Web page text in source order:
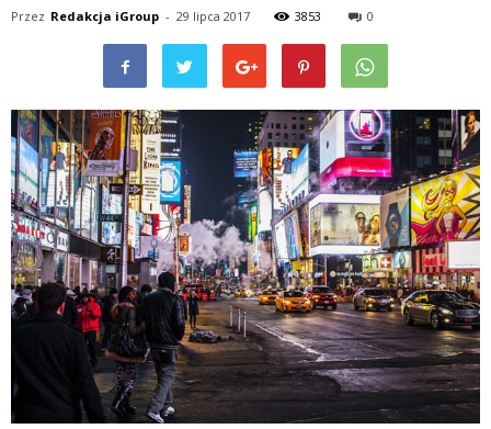
Przez Redakcja iGroup - 29 lipca 2017 3853 0